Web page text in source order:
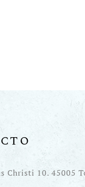
Christi 10. 45005